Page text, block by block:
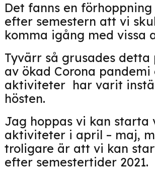
Det fanns en
efter semestern att vi
komma igång med vissa
Tyvärr så grusades detta
av ökad Corona pandemi
aktiviteter har varit
hösten.
Jag hoppas vi kan starta
aktiviteter i april – maj,
troligare är att vi kan
efter semestertider 2021.